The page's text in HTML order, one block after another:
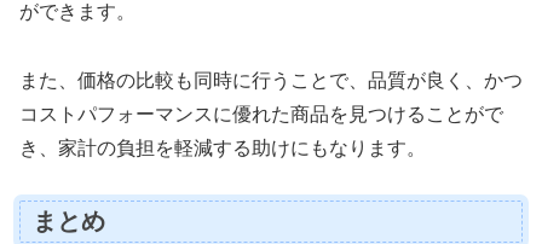
ができます。
また、価格の比較も同時に行うことで、品質が良く、かつ
コストパフォーマンスに優れた商品を見つけることがで
き、家計の負担を軽減する助けにもなります。
まとめ